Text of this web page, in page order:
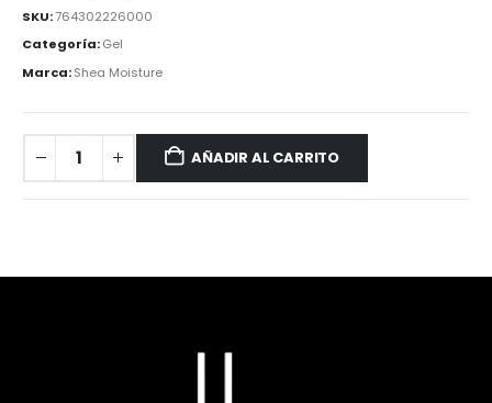
SKU:764302226000
Categoría:Gel
Marca:Shea Moisture
AÑADIR AL CARRITO